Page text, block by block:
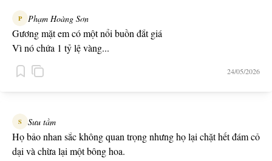
P Phạm Hoàng Sơn
Gương mặt em có một nổi buồn đắt giá
Vì nó chứa 1 tỷ lệ vàng...
24/05/2026
S Sưu tầm
Họ bảo nhan sắc không quan trọng nhưng họ lại chặt hết đám cỏ
dại và chừa lại một bông hoa.